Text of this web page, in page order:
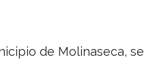
de Molinaseca, se